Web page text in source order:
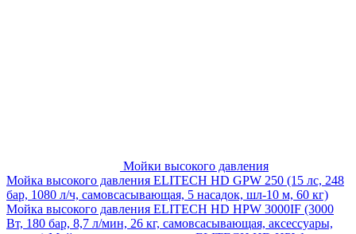
Мойки высокого давления
Мойка высокого давления ELITECH HD GPW 250 (15 лс, 248
бар, 1080 л/ч, самовсасывающая, 5 насадок, шл-10 м, 60 кг)
Мойка высокого давления ELITECH HD HPW 3000IF (3000
Вт, 180 бар, 8,7 л/мин, 26 кг, самовсасывающая, аксессуары,